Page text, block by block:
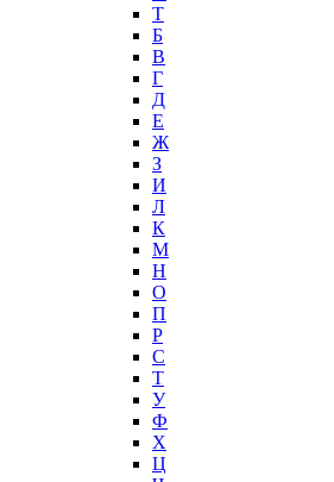
T
Б
В
Г
Д
Е
Ж
З
И
Л
К
М
Н
О
П
Р
С
Т
У
Ф
Х
Ц